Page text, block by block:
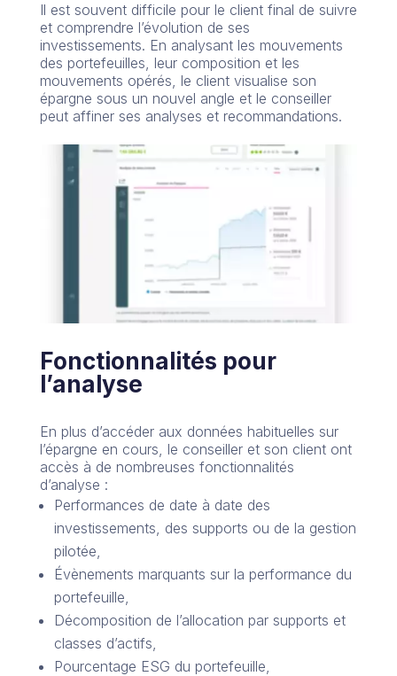
Il est souvent difficile pour le client final de suivre
et comprendre l’évolution de ses
investissements. En analysant les mouvements
des portefeuilles, leur composition et les
mouvements opérés, le client visualise son
épargne sous un nouvel angle et le conseiller
peut affiner ses analyses et recommandations.
Fonctionnalités pour
l’analyse
En plus d’accéder aux données habituelles sur
l’épargne en cours, le conseiller et son client ont
accès à de nombreuses fonctionnalités
d’analyse :
Performances de date à date des
investissements, des supports ou de la gestion
pilotée,
Évènements marquants sur la performance du
portefeuille,
Décomposition de l’allocation par supports et
classes d’actifs,
Pourcentage ESG du portefeuille,